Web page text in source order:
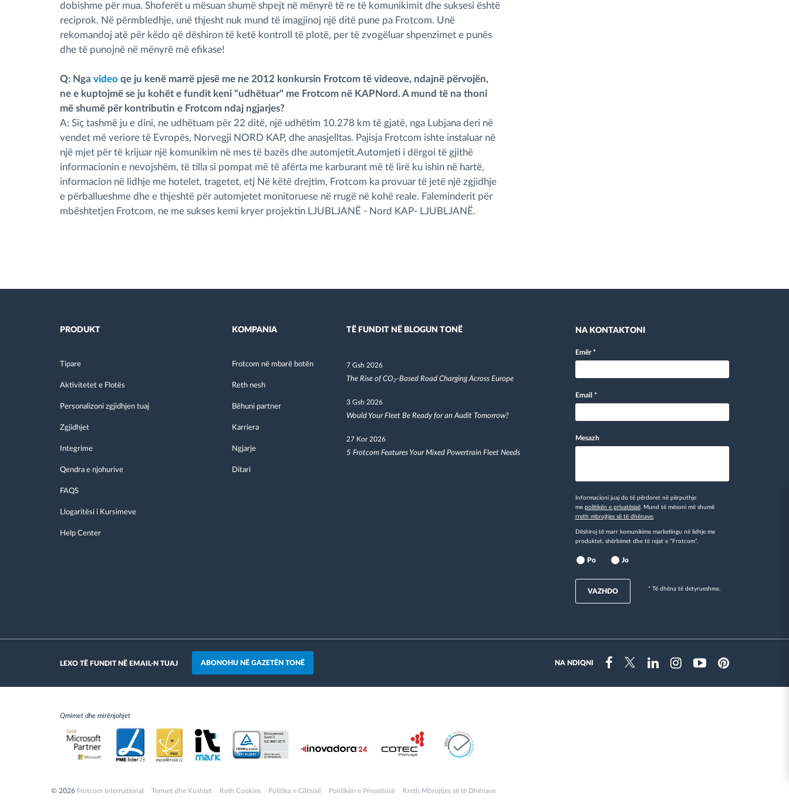
dobishme për mua. Shoferët u mësuan shumë shpejt në mënyrë të re të komunikimit dhe suksesi është
reciprok. Në përmbledhje, unë thjesht nuk mund të imagjinoj një ditë pune pa Frotcom. Unë
rekomandoj atë për këdo që dëshiron të ketë kontroll të plotë, per të zvogëluar shpenzimet e punës
dhe të punojnë në mënyrë më efikase!
Q: Nga video qe ju kenë marrë pjesë me ne 2012 konkursin Frotcom të videove, ndajnë përvojën,
ne e kuptojmë se ju kohët e fundit keni "udhëtuar" me Frotcom në KAPNord. A mund të na thoni
më shumë për kontributin e Frotcom ndaj ngjarjes?
A: Siç tashmë ju e dini, ne udhëtuam për 22 ditë, një udhëtim 10.278 km të gjatë, nga Lubjana deri në
vendet më veriore të Evropës, Norvegji NORD KAP, dhe anasjelltas. Pajisja Frotcom ishte instaluar në
një mjet për të krijuar një komunikim në mes të bazës dhe automjetit.Automjeti i dërgoi të gjithë
informacionin e nevojshëm, të tilla si pompat më të afërta me karburant më të lirë ku ishin në hartë,
informacion në lidhje me hotelet, tragetet, etj Në këtë drejtim, Frotcom ka provuar të jetë një zgjidhje
e përballueshme dhe e thjeshtë për automjetet monitoruese në rrugë në kohë reale. Faleminderit për
mbështetjen Frotcom, ne me sukses kemi kryer projektin LJUBLJANË - Nord KAP- LJUBLJANË.
PRODUKT
Tipare
Aktivitetet e Flotës
Personalizoni zgjidhjen tuaj
Zgjidhjet
Integrime
Qendra e njohurive
FAQS
Llogaritësi i Kursimeve
Help Center
KOMPANIA
Frotcom në mbarë botën
Reth nesh
Bëhuni partner
Karriera
Ngjarje
Ditari
TË FUNDIT NË BLOGUN TONË
7 Gsh 2026
The Rise of CO₂-Based Road Charging Across Europe
3 Gsh 2026
Would Your Fleet Be Ready for an Audit Tomorrow?
27 Kor 2026
5 Frotcom Features Your Mixed Powertrain Fleet Needs
NA KONTAKTONI
Emër*
Email *
Mesazh
Informacioni juaj do të përdoret në përputhje
me politikën e privatësisë. Mund të mësoni më shumë
rreth mbrojtjes së të dhënave.
Dëshiroj të marr komunikime marketingu në lidhje me
produktet, shërbimet dhe të rejat e “Frotcom”.
Po Jo
VAZHDO * Të dhëna të detyrueshme.
LEXO TË FUNDIT NË EMAIL-N TUAJ ABONOHU NË GAZETËN TONË NA NDIQNI
FacebookTwitterLinkedinInstragramYoutubePinterest
Qmimet dhe mirënjohjet
© 2026 Frotcom International Termet dhe Kushtet Reth Cookies Politika e Cilësisë Politikën e Privatësisë Rreth Mbrojtjes së të Dhënave